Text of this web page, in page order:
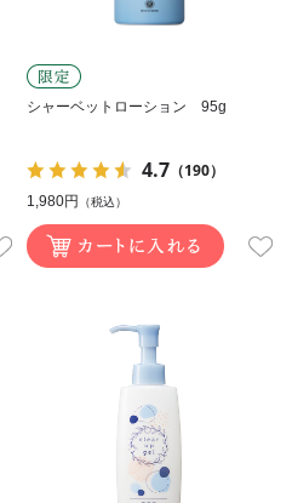
シャーベットローション 95g
4.7 （190）
1,980円 （税込）